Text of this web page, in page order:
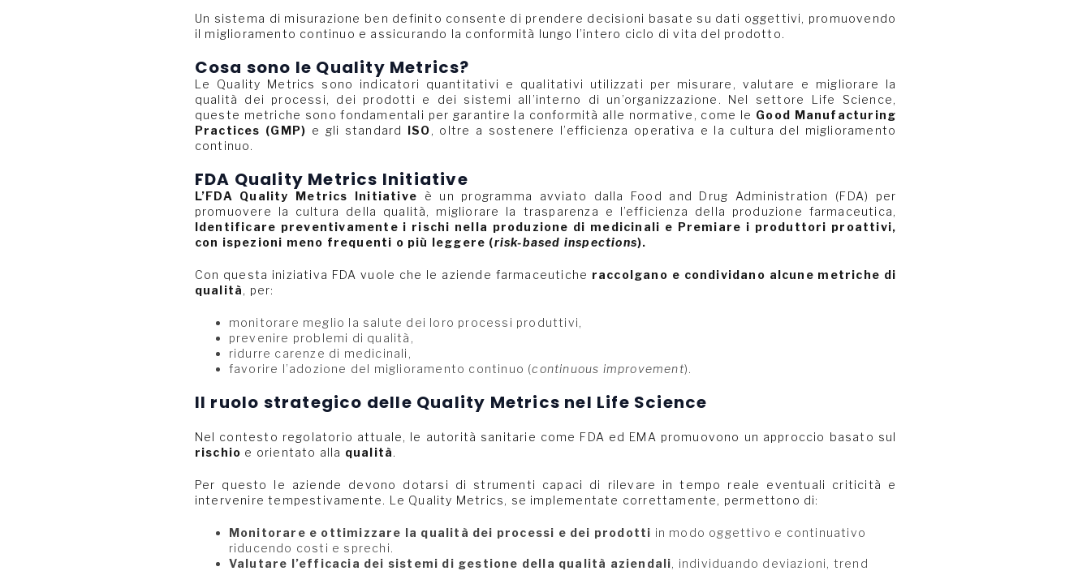
Un sistema di misurazione ben definito consente di prendere decisioni basate su dati oggettivi, promuovendo
il miglioramento continuo e assicurando la conformità lungo l’intero ciclo di vita del prodotto.
Cosa sono le Quality Metrics?
Le Quality Metrics sono indicatori quantitativi e qualitativi utilizzati per misurare, valutare e migliorare la
qualità dei processi, dei prodotti e dei sistemi all’interno di un’organizzazione. Nel settore Life Science,
queste metriche sono fondamentali per garantire la conformità alle normative, come le Good Manufacturing
Practices (GMP) e gli standard ISO, oltre a sostenere l’efficienza operativa e la cultura del miglioramento
continuo.
FDA Quality Metrics Initiative
L’FDA Quality Metrics Initiative è un programma avviato dalla Food and Drug Administration (FDA) per
promuovere la cultura della qualità, migliorare la trasparenza e l’efficienza della produzione farmaceutica,
Identificare preventivamente i rischi nella produzione di medicinali e Premiare i produttori proattivi,
con ispezioni meno frequenti o più leggere (risk-based inspections).
Con questa iniziativa FDA vuole che le aziende farmaceutiche raccolgano e condividano alcune metriche di
qualità, per:
monitorare meglio la salute dei loro processi produttivi,
prevenire problemi di qualità,
ridurre carenze di medicinali,
favorire l’adozione del miglioramento continuo (continuous improvement).
Il ruolo strategico delle Quality Metrics nel Life Science
Nel contesto regolatorio attuale, le autorità sanitarie come FDA ed EMA promuovono un approccio basato sul
rischio e orientato alla qualità.
Per questo le aziende devono dotarsi di strumenti capaci di rilevare in tempo reale eventuali criticità e
intervenire tempestivamente. Le Quality Metrics, se implementate correttamente, permettono di:
Monitorare e ottimizzare la qualità dei processi e dei prodotti in modo oggettivo e continuativo
riducendo costi e sprechi.
Valutare l’efficacia dei sistemi di gestione della qualità aziendali, individuando deviazioni, trend